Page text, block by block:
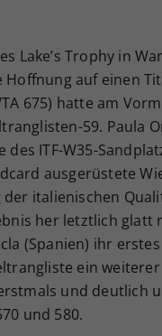
Lake’s Trophy in
auf einen
675) hatte am
59. Paula
ITF-W35-
ausgerüstete
italienischen
her letztlich glatt
(Spanien) ihr
ein
und deutlich
und 580.